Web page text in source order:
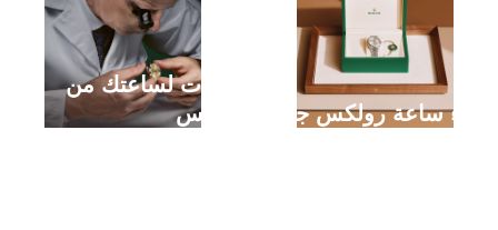
شراء ساعة رولكس جديدة
خدمات لساعتك من
رولكس